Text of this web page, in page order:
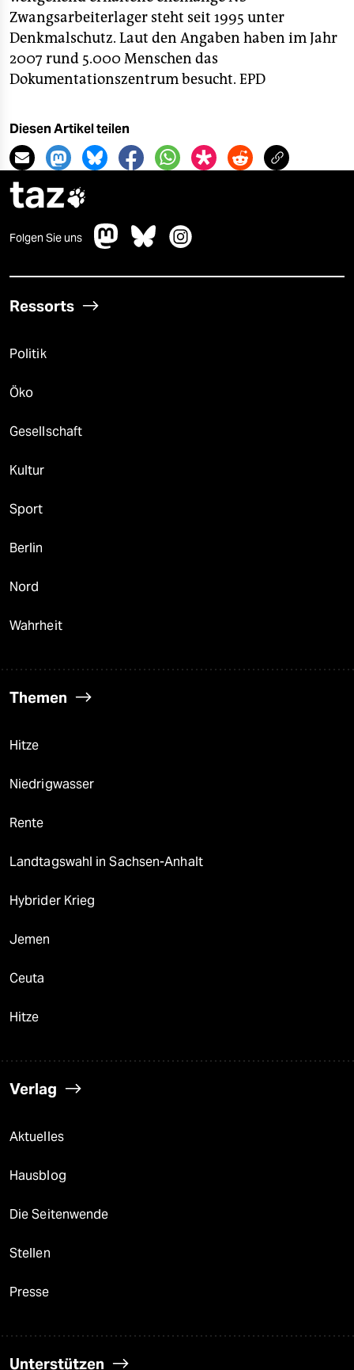
Zwangsarbeiterlager steht seit 1995 unter
Denkmalschutz. Laut den Angaben haben im Jahr
2007 rund 5.000 Menschen das
Dokumentationszentrum besucht. EPD
Diesen Artikel teilen
taz
Folgen Sie uns
Ressorts
Politik
Öko
Gesellschaft
Kultur
Sport
Berlin
Nord
Wahrheit
Themen
Hitze
Niedrigwasser
Rente
Landtagswahl in Sachsen-Anhalt
Hybrider Krieg
Jemen
Ceuta
Hitze
Verlag
Aktuelles
Hausblog
Die Seitenwende
Stellen
Presse
Unterstützen